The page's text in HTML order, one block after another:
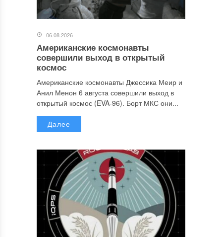
06.08.2026
Американские космонавты
совершили выход в открытый
космос
Американские космонавты Джессика Меир и
Анил Менон 6 августа совершили выход в
открытый космос (EVA-96). Борт МКС они...
Далее